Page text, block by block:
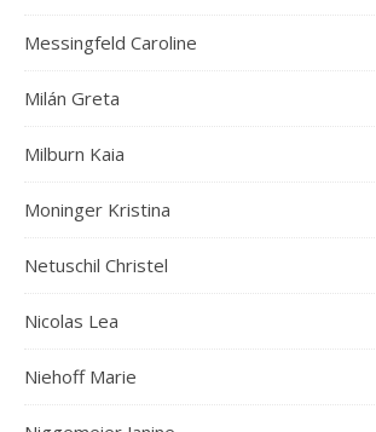
Messingfeld Caroline
Milán Greta
Milburn Kaia
Moninger Kristina
Netuschil Christel
Nicolas Lea
Niehoff Marie